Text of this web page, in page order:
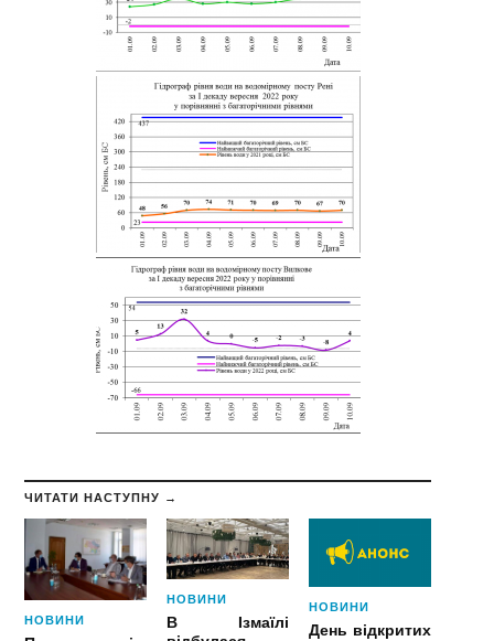
ЧИТАТИ НАСТУПНУ →
НОВИНИ
НОВИНИ
В Ізмаїлі
НОВИНИ
День відкритих